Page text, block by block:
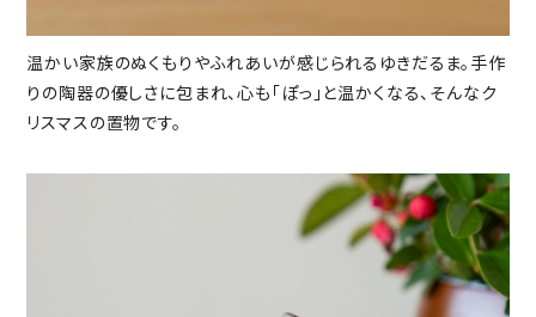
温かい家族のぬくもりやふれあいが感じられるゆきだるま。手作
りの陶器の優しさに包まれ、心も「ぽっ」と温かくなる、そんなク
リスマスの置物です。